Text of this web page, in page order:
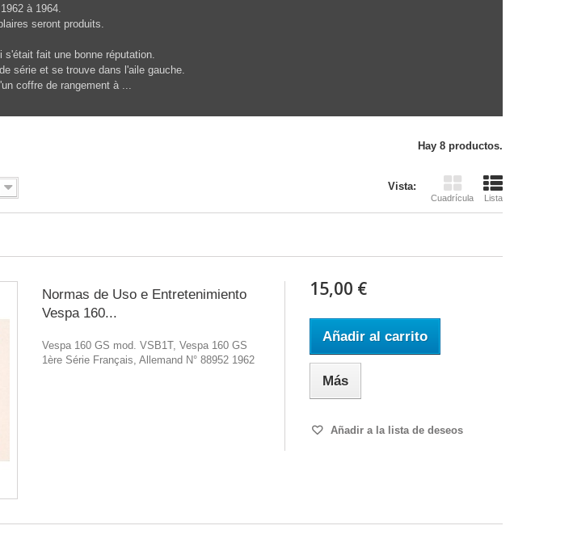
à 1964.
seront produits.
fait une bonne réputation.
série et se trouve dans l'aile gauche.
coffre de rangement à ...
Hay 8 productos.
Vista:
Cuadrícula Lista
Normas de Uso e Entretenimiento
Vespa 160...
Vespa 160 GS mod. VSB1T, Vespa 160 GS
1ère Série Français, Allemand N° 88952 1962
15,00 €
Añadir al carrito
Más
Añadir a la lista de deseos